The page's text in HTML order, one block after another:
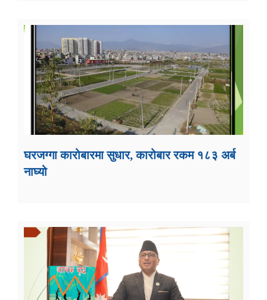
घरजग्गा कारोबारमा सुधार, कारोबार रकम १८३ अर्ब
नाघ्यो